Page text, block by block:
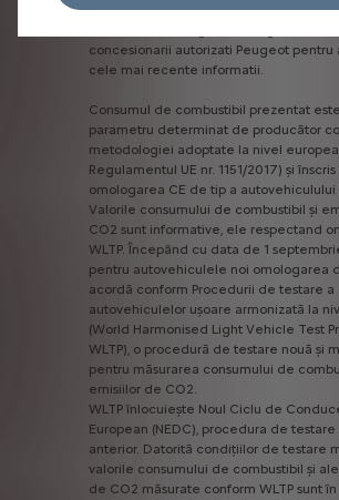
Caracteristicile tehnice prezentate pot
concesionarii autorizati Peugeot pentru
cele mai recente informatii.
Consumul de combustibil prezentat este
parametru determinat de producător
metodologiei adoptate la nivel
Regulamentul UE nr. 1151/2017) și înscris
omologarea CE de tip a autovehiculului
Valorile consumului de combustibil și
CO2 sunt informative, ele respectand
WLTP. Începând cu data de 1
pentru autovehiculele noi omologarea
acordă conform Procedurii de testare a
autovehiculelor ușoare armonizată la
(World Harmonised Light Vehicle Test
WLTP), o procedură de testare nouă și
pentru măsurarea consumului de
emisiilor de CO2.
WLTP înlocuiește Noul Ciclu de
European (NEDC), procedura de testare
anterior. Datorită condițiilor de testare
valorile consumului de combustibil și ale
de CO2 măsurate conform WLTP sunt în